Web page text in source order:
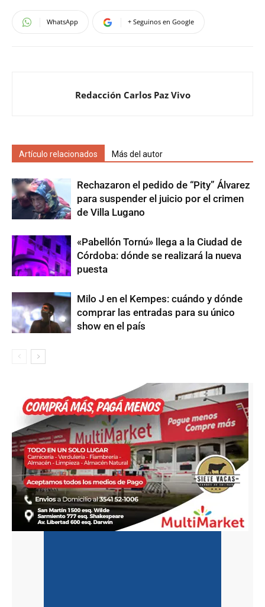
WhatsApp + Seguinos en Google
Redacción Carlos Paz Vivo
Artículo relacionados Más del autor
Rechazaron el pedido de “Pity” Álvarez
para suspender el juicio por el crimen
de Villa Lugano
«Pabellón Tornú» llega a la Ciudad de
Córdoba: dónde se realizará la nueva
puesta
Milo J en el Kempes: cuándo y dónde
comprar las entradas para su único
show en el país